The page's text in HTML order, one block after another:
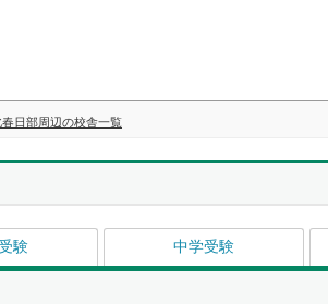
春日部周辺の校舎一覧
験 中学受験